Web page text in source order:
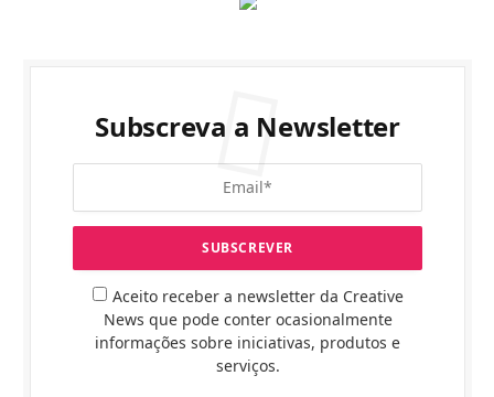
Subscreva a Newsletter
Aceito receber a newsletter da Creative
News que pode conter ocasionalmente
informações sobre iniciativas, produtos e
serviços.